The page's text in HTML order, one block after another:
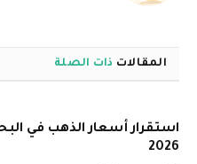
المقالات ذات الصلة
2026